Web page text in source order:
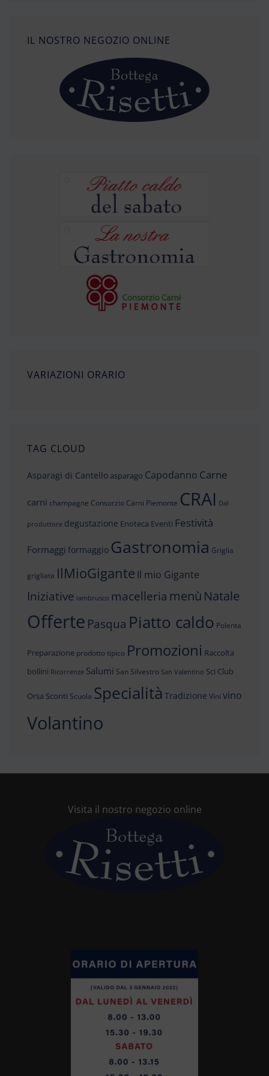
IL NOSTRO NEGOZIO ONLINE
VARIAZIONI ORARIO
TAG CLOUD
Asparagi di Cantello asparago Capodanno Carne
carni champagne Consorzio Carni Piemonte CRAI Dal
produttore degustazione Enoteca Eventi Festività
Formaggi formaggio Gastronomia Griglia
grigliata IlMioGigante Il mio Gigante
Iniziative lambrusco macelleria menù Natale
Offerte Pasqua Piatto caldo Polenta
Preparazione prodotto tipico Promozioni Raccolta
bollini Ricorrenze Salumi San Silvestro San Valentino Sci Club
Orsa Sconti Scuola Specialità Tradizione Vini vino
Volantino
Visita il nostro negozio online